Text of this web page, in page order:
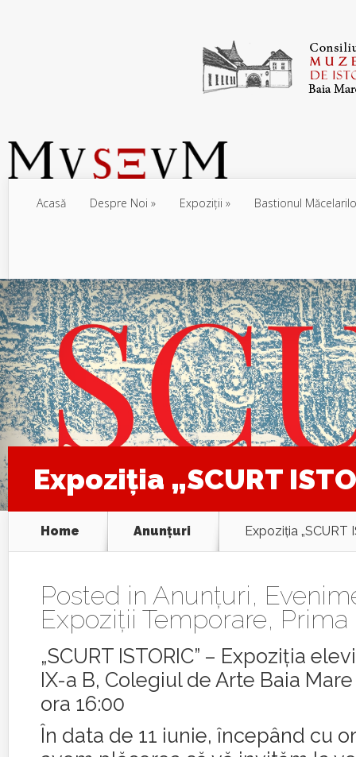
Acasă Despre Noi Expoziţii Bastionul
Expoziția „SCURT
Home Anunţuri Expoziția „SCURT
Posted in Anunţuri,
Expoziţii Temporare,
„SCURT ISTORIC” – Expoziția
IX-a B, Colegiul de Arte Baia Mare
ora 16:00
În data de 11 iunie, începând cu